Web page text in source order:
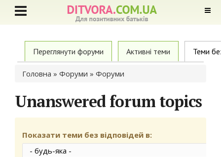
Primary tabs
Переглянути форуми Активні теми Теми
Ви є тут
Головна » Форуми » Форуми
Unanswered forum topics
Показати теми без відповідей в: